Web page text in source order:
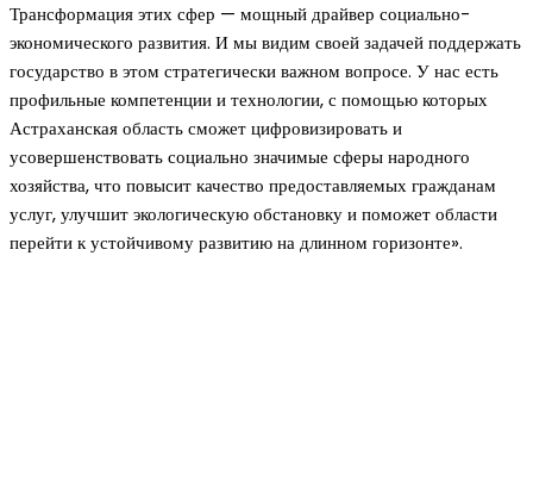
Трансформация этих сфер — мощный драйвер социально-
экономического развития. И мы видим своей задачей поддержать
государство в этом стратегически важном вопросе. У нас есть
профильные компетенции и технологии, с помощью которых
Астраханская область сможет цифровизировать и
усовершенствовать социально значимые сферы народного
хозяйства, что повысит качество предоставляемых гражданам
услуг, улучшит экологическую обстановку и поможет области
перейти к устойчивому развитию на длинном горизонте».